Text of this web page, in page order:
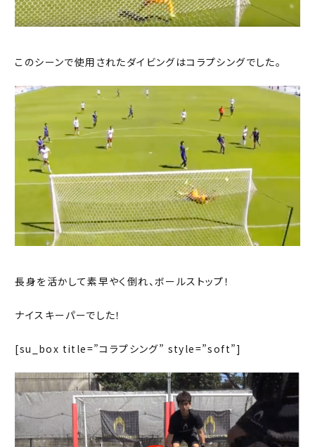
このシーンで使用されたダイビングはコラプシングでした。
長身を活かして素早やく倒れ、ボールストップ！
ナイスキーパーでした！
[su_box title=”コラプシング” style=”soft”]